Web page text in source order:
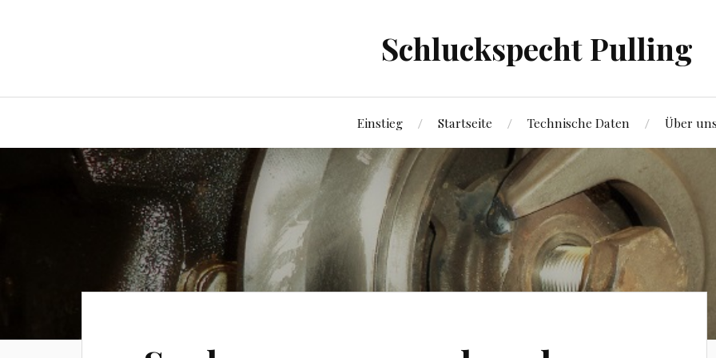
Schluckspecht Pulling
Einstieg Startseite Technische Daten Über